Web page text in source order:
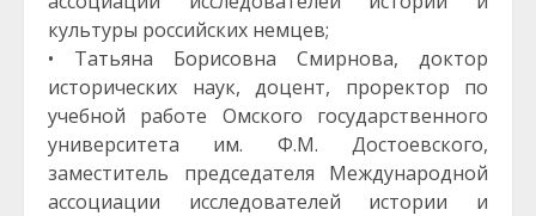
культуры российских немцев;
• Татьяна Борисовна Смирнова, доктор
исторических наук, доцент, проректор по
учебной работе Омского государственного
университета им. Ф.М. Достоевского,
заместитель председателя Международной
ассоциации исследователей истории и